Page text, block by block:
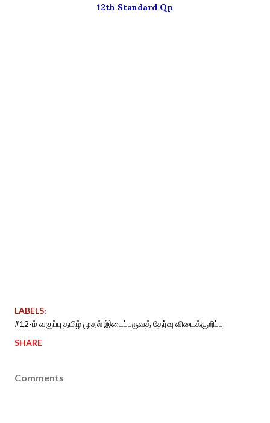
12th Standard Qp
LABELS:
#12-ம் வகுப்பு தமிழ் முதல் இடைப்பருவத் தேர்வு விடைக்குறிப்பு
SHARE
Comments